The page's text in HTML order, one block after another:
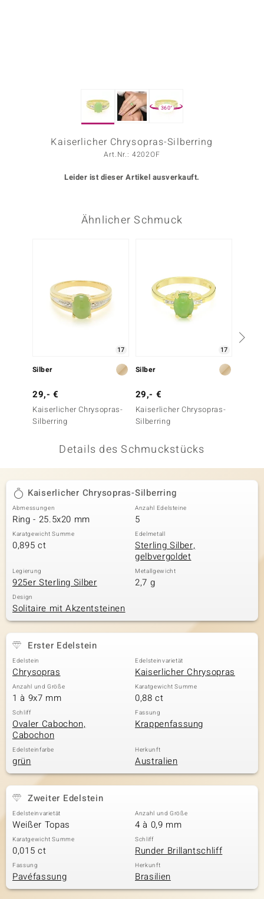
Classics
360°
Kaiserlicher Chrysopras-Silberring
Art.Nr.: 4202OF
Leider ist dieser Artikel ausverkauft.
Ähnlicher Schmuck
17
Silber
29,- €
Kaiserlicher Chrysopras-
Silberring
17
Silber
29,- €
Kaiserlicher Chrysopras-
Silberring
Details des Schmuckstücks
Kaiserlicher Chrysopras-Silberring
Abmessungen
Ring - 25.5x20 mm
Anzahl Edelsteine
5
Karatgewicht Summe
0,895 ct
Edelmetall
Sterling Silber,
gelbvergoldet
Legierung
925er Sterling Silber
Metallgewicht
2,7 g
Design
Solitaire mit Akzentsteinen
Erster Edelstein
Edelstein
Chrysopras
Edelsteinvarietät
Kaiserlicher Chrysopras
Anzahl und Größe
1 à 9x7 mm
Karatgewicht Summe
0,88 ct
Schliff
Ovaler Cabochon,
Cabochon
Fassung
Krappenfassung
Edelsteinfarbe
grün
Herkunft
Australien
Zweiter Edelstein
Edelsteinvarietät
Weißer Topas
Anzahl und Größe
4 à 0,9 mm
Karatgewicht Summe
0,015 ct
Schliff
Runder Brillantschliff
Fassung
Pavéfassung
Herkunft
Brasilien